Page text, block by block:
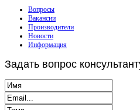
Вопросы
Вакансии
Производители
Новости
Информация
Задать вопрос